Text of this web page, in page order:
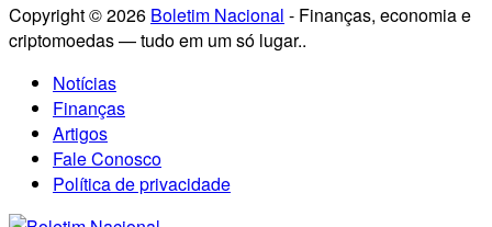
Copyright © 2026 Boletim Nacional - Finanças, economia e
criptomoedas — tudo em um só lugar..
Notícias
Finanças
Artigos
Fale Conosco
Política de privacidade